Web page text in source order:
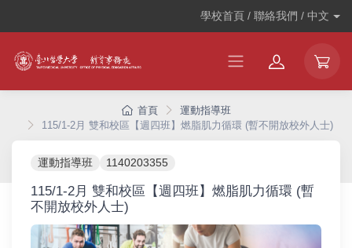
學校首頁 / 聯絡我們 /中文
首頁
運動指導班
115/1-2月 雙和校區【週四班】燃脂肌力循環 (暫不開放校外人士)
運動指導班 1140203355
115/1-2月 雙和校區【週四班】燃脂肌力循環 (暫
不開放校外人士)